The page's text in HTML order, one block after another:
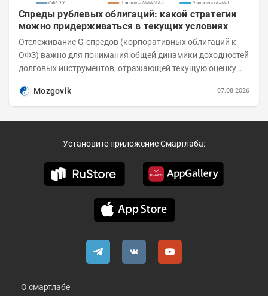
Спреды рублевых облигаций: какой стратегии
можно придерживаться в текущих условиях
Отслеживание G-спредов (корпоративных облигаций к
ОФЗ) важно для понимания общей динамики доходностей
долговых инструментов, отражающей текущую оценку
Mozgovik
07.08.2026
Установите приложение Смартлаба:
О смартлабе